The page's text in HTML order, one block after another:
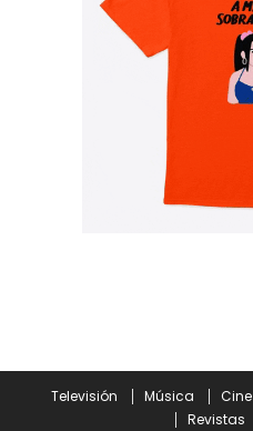
Televisión Música Cine
Revistas